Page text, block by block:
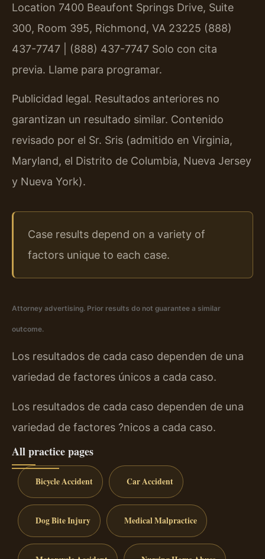
Location 7400 Beaufont Springs Drive, Suite
300, Room 395, Richmond, VA 23225 (888)
437-7747 | (888) 437-7747 Solo con cita
previa. Llame para programar.
Publicidad legal. Resultados anteriores no
garantizan un resultado similar. Contenido
revisado por el Sr. Sris (admitido en Virginia,
Maryland, el Distrito de Columbia, Nueva Jersey
y Nueva York).
Case results depend on a variety of
factors unique to each case.
Attorney advertising. Prior results do not guarantee a similar
outcome.
Los resultados de cada caso dependen de una
variedad de factores únicos a cada caso.
Los resultados de cada caso dependen de una
variedad de factores ?nicos a cada caso.
All practice pages
Bicycle Accident Car Accident
Dog Bite Injury Medical Malpractice